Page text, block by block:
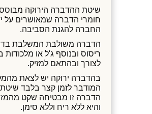
שיטת ההדברה הירוקה
חומרי הדברה שמאושרים על
החברה להגנת הסביבה.
הדברה משולבת המשלבת
ריסוס ובנוסף ג'ל או
לצורך ובהתאם למזיק.
בהדברה ירוקה יש לצאת
המודבר לזמן קצר בלבד שיטת
הדברה זו מבטיחה שקט
והיא ללא ריח וללא סימן.